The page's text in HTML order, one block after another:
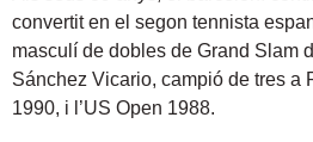
convertit en el segon tennista
masculí de dobles de Grand Slam
Sánchez Vicario, campió de tres a
1990, i l’US Open 1988.